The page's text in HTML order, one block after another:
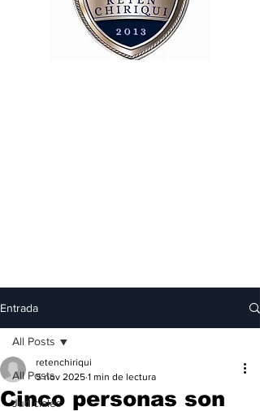
Entrada
All Posts
Judiciales
All Posts
Cinco personas son
retenchiriqui
5 nov 2025 1 min de lectura